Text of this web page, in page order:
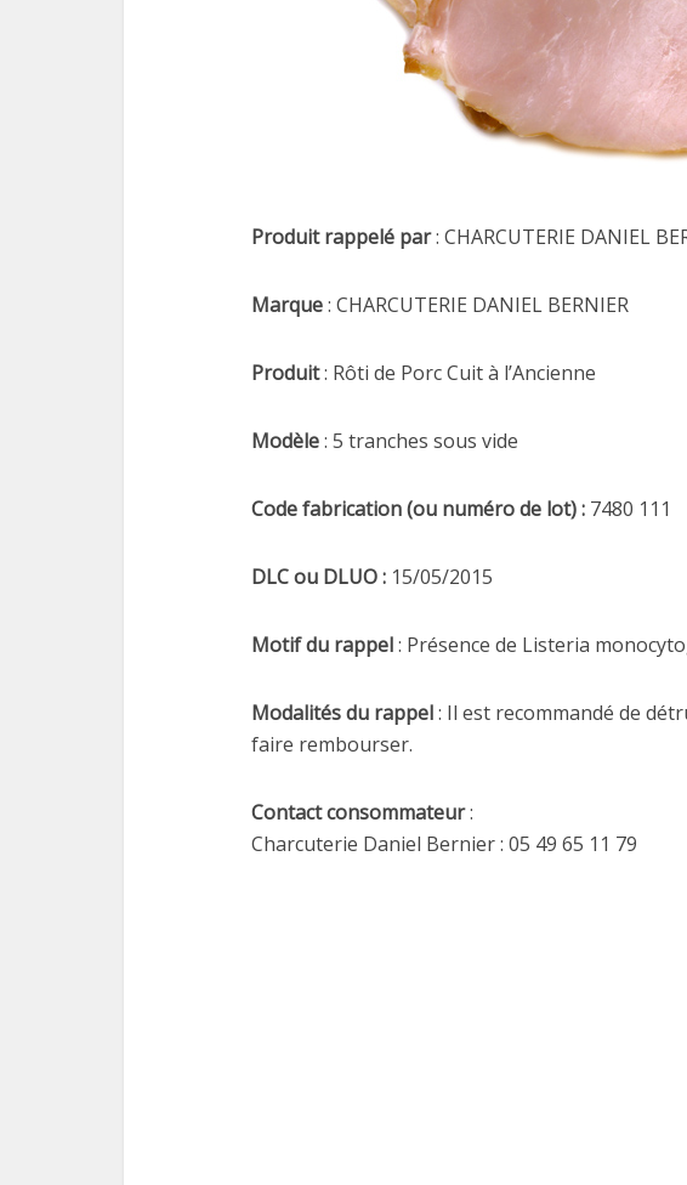
Produit rappelé par: CHARCUTERIE DANIEL
Marque: CHARCUTERIE DANIEL BERNIER
Produit: Rôti de Porc Cuit à l’Ancienne
Modèle: 5 tranches sous vide
Code fabrication (ou numéro de lot) : 7480 111
DLC ou DLUO : 15/05/2015
Motif du rappel: Présence de Listeria
Modalités du rappel: Il est recommandé de
faire rembourser.
Contact consommateur:
Charcuterie Daniel Bernier : 05 49 65 11 79
2 octobre 2023